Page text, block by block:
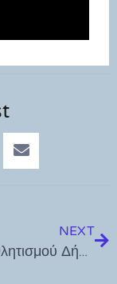
NEXT
Τμήμα Αθλητισμού Δήμου Κω: ΠΡΟΚΗΡΥΞΗ 37ων Πανελληνίων Αγώνων Βετεράνων Αθλητών 3-4 Μαΐου 2025 ΚΩΣ ΝΕΟ ΣΤΆΔΙΟ ΑΝΤΑΓΟΡΑΣ